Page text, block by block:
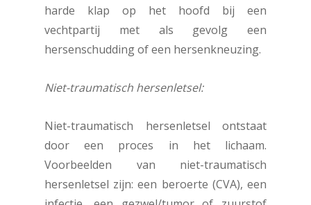
harde klap op het hoofd bij een
vechtpartij met als gevolg een
hersenschudding of een hersenkneuzing.
Niet-traumatisch hersenletsel:
Niet-traumatisch hersenletsel ontstaat
door een proces in het lichaam.
Voorbeelden van niet-traumatisch
hersenletsel zijn: een beroerte (CVA), een